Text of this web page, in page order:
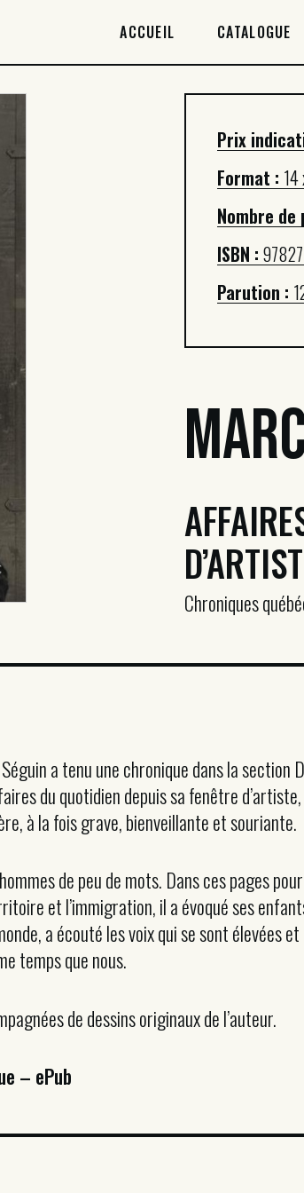
ACCUEIL CATALOGUE
/ RIGHTS
Prix
Format :
Nombre de
ISBN :
Parution :
Chroniques
a tenu une chronique dans la section
du quotidien depuis sa fenêtre
à la fois grave, bienveillante et souriante.
de peu de mots. Dans ces pages
et l’immigration, il a évoqué ses
a écouté les voix qui se sont élevées
temps que nous.
de dessins originaux de l’auteur.
– ePub